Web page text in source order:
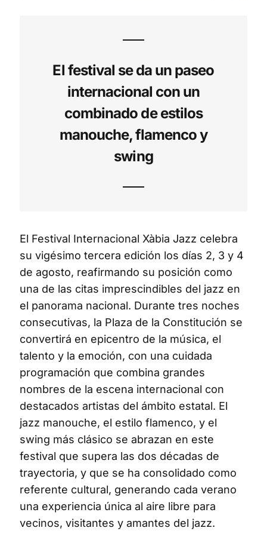
El festival se da un paseo
internacional con un
combinado de estilos
manouche, flamenco y
swing
El Festival Internacional Xàbia Jazz celebra
su vigésimo tercera edición los días 2, 3 y 4
de agosto, reafirmando su posición como
una de las citas imprescindibles del jazz en
el panorama nacional. Durante tres noches
consecutivas, la Plaza de la Constitución se
convertirá en epicentro de la música, el
talento y la emoción, con una cuidada
programación que combina grandes
nombres de la escena internacional con
destacados artistas del ámbito estatal. El
jazz manouche, el estilo flamenco, y el
swing más clásico se abrazan en este
festival que supera las dos décadas de
trayectoria, y que se ha consolidado como
referente cultural, generando cada verano
una experiencia única al aire libre para
vecinos, visitantes y amantes del jazz.